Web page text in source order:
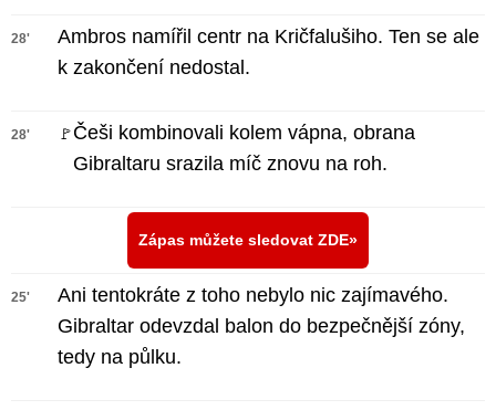
28'
Ambros namířil centr na Kričfalušiho. Ten se ale
k zakončení nedostal.
28' 🚩Češi kombinovali kolem vápna, obrana
Gibraltaru srazila míč znovu na roh.
Zápas můžete sledovat ZDE
25'
Ani tentokráte z toho nebylo nic zajímavého.
Gibraltar odevzdal balon do bezpečnější zóny,
tedy na půlku.